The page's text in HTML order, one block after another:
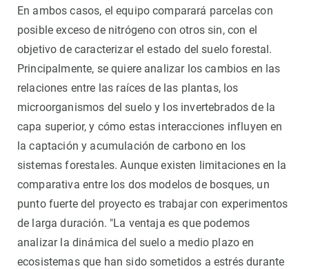
En ambos casos, el equipo comparará parcelas con
posible exceso de nitrógeno con otros sin, con el
objetivo de caracterizar el estado del suelo forestal.
Principalmente, se quiere analizar los cambios en las
relaciones entre las raíces de las plantas, los
microorganismos del suelo y los invertebrados de la
capa superior, y cómo estas interacciones influyen en
la captación y acumulación de carbono en los
sistemas forestales. Aunque existen limitaciones en la
comparativa entre los dos modelos de bosques, un
punto fuerte del proyecto es trabajar con experimentos
de larga duración. "La ventaja es que podemos
analizar la dinámica del suelo a medio plazo en
ecosistemas que han sido sometidos a estrés durante